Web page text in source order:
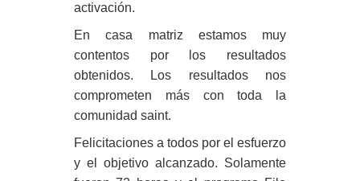
activación.
En casa matriz estamos muy
contentospor los resultados
obtenidos. Los resultados nos
comprometen más con toda la
comunidad saint.
Felicitaciones a todos por el esfuerzo
y el objetivo alcanzado. Solamente